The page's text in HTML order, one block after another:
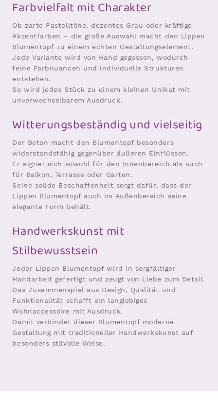
Farbvielfalt mit Charakter
Ob zarte Pastelltöne, dezentes Grau oder kräftige
Akzentfarben – die große Auswahl macht den Lippen
Blumentopf zu einem echten Gestaltungselement.
Jede Variante wird von Hand gegossen, wodurch
feine Farbnuancen und individuelle Strukturen
entstehen.
So wird jedes Stück zu einem kleinen Unikat mit
unverwechselbarem Ausdruck.
Witterungsbeständig und vielseitig
Der Beton macht den Blumentopf besonders
widerstandsfähig gegenüber äußeren Einflüssen.
Er eignet sich sowohl für den Innenbereich als auch
für Balkon, Terrasse oder Garten.
Seine solide Beschaffenheit sorgt dafür, dass der
Lippen Blumentopf auch im Außenbereich seine
elegante Form behält.
Handwerkskunst mit
Stilbewusstsein
Jeder Lippen Blumentopf wird in sorgfältiger
Handarbeit gefertigt und zeugt von Liebe zum Detail.
Das Zusammenspiel aus Design, Qualität und
Funktionalität schafft ein langlebiges
Wohnaccessoire mit Ausdruck.
Damit verbindet dieser Blumentopf moderne
Gestaltung mit traditioneller Handwerkskunst auf
besonders stilvolle Weise.